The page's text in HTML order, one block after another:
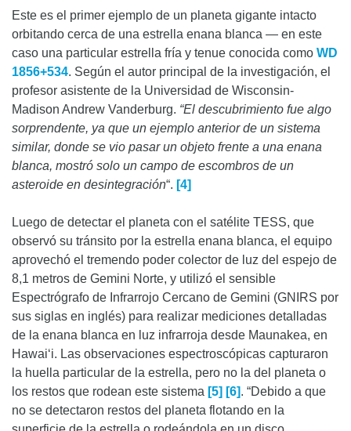
Este es el primer ejemplo de un planeta gigante intacto
orbitando cerca de una estrella enana blanca — en este
caso una particular estrella fría y tenue conocida como WD
1856+534. Según el autor principal de la investigación, el
profesor asistente de la Universidad de Wisconsin-
Madison Andrew Vanderburg. “El descubrimiento fue algo
sorprendente, ya que un ejemplo anterior de un sistema
similar, donde se vio pasar un objeto frente a una enana
blanca, mostró solo un campo de escombros de un
asteroide en desintegración“. [4]
Luego de detectar el planeta con el satélite TESS, que
observó su tránsito por la estrella enana blanca, el equipo
aprovechó el tremendo poder colector de luz del espejo de
8,1 metros de Gemini Norte, y utilizó el sensible
Espectrógrafo de Infrarrojo Cercano de Gemini (GNIRS por
sus siglas en inglés) para realizar mediciones detalladas
de la enana blanca en luz infrarroja desde Maunakea, en
Hawai‘i. Las observaciones espectroscópicas capturaron
la huella particular de la estrella, pero no la del planeta o
los restos que rodean este sistema [5] [6]. “Debido a que
no se detectaron restos del planeta flotando en la